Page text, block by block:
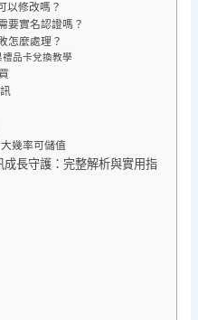
以修改嗎？
要實名認證嗎？
怎麼處理？
品卡兌換教學
幾率可儲值
長守護：完整解析與實用指